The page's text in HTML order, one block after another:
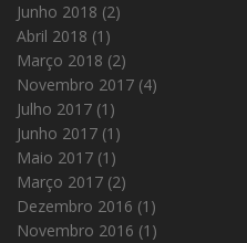
Junho 2018 (2)
Abril 2018 (1)
Março 2018 (2)
Novembro 2017 (4)
Julho 2017 (1)
Junho 2017 (1)
Maio 2017 (1)
Março 2017 (2)
Dezembro 2016 (1)
Novembro 2016 (1)